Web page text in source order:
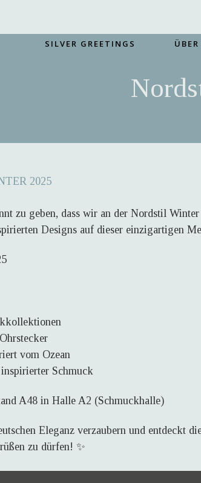
SILVER GREETINGS
2025
zu geben, dass wir an der Nordstil
Designs auf dieser einzigartigen
vom Ozean
Schmuck
A48 in Halle A2 (Schmuckhalle)
Eleganz verzaubern und entdeckt
zu dürfen! ✨